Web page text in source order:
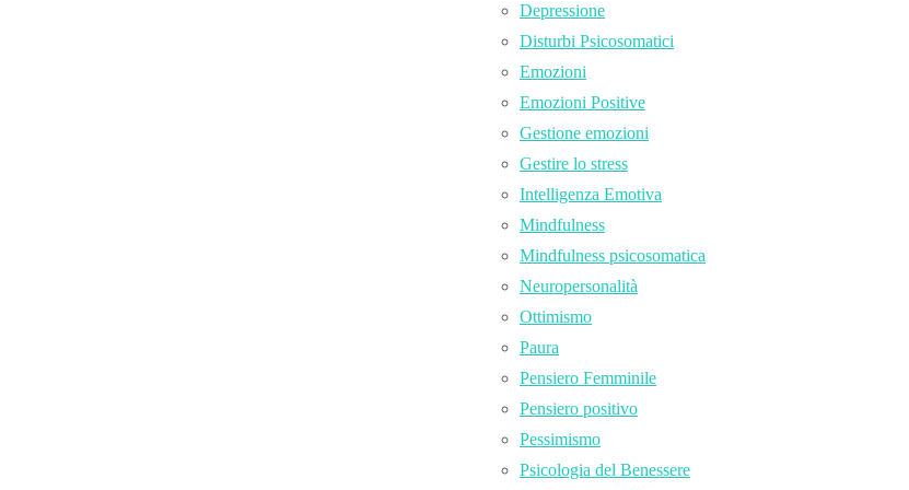
Depressione
Disturbi Psicosomatici
Emozioni
Emozioni Positive
Gestione emozioni
Gestire lo stress
Intelligenza Emotiva
Mindfulness
Mindfulness psicosomatica
Neuropersonalità
Ottimismo
Paura
Pensiero Femminile
Pensiero positivo
Pessimismo
Psicologia del Benessere